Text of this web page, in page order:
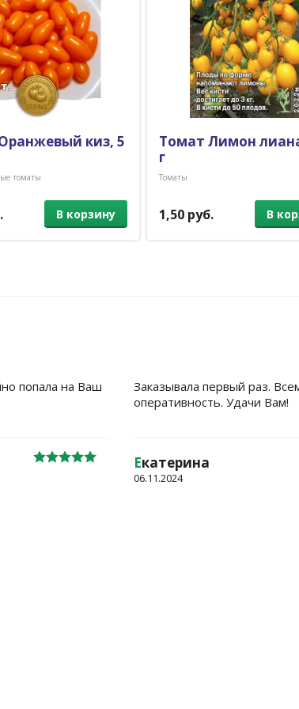
киз, 5
томаты
В корзину
Томат Лимон
г
Томаты
1,50 руб. В
попала на Ваш
Заказывала первый раз.
оперативность. Удачи Вам!
Екатерина
06.11.2024